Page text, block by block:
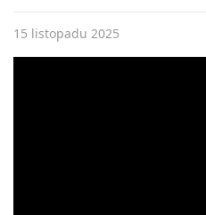
15 listopadu 2025